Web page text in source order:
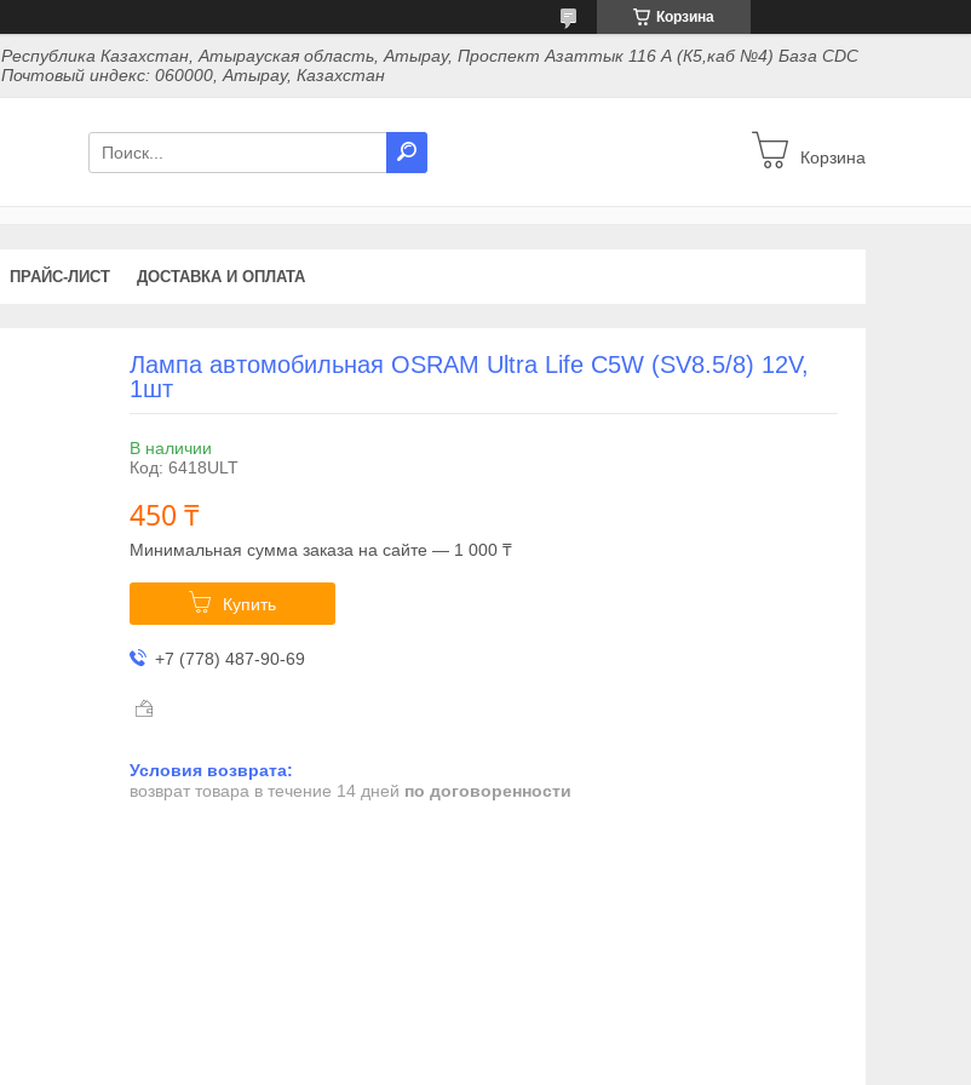
Корзина
Республика Казахстан, Атырауская область, Атырау, Проспект Азаттык 116 А (К5,каб №4) База CDC
Почтовый индекс: 060000, Атырау, Казахстан
Корзина
ПРАЙС-ЛИСТ ДОСТАВКА И ОПЛАТА
Лампа автомобильная OSRAM Ultra Life C5W (SV8.5/8) 12V,
1шт
В наличии
Код: 6418ULT
450 ₸
Минимальная сумма заказа на сайте — 1 000 ₸
Купить
+7 (778) 487-90-69
возврат товара в течение 14 дней по договоренности